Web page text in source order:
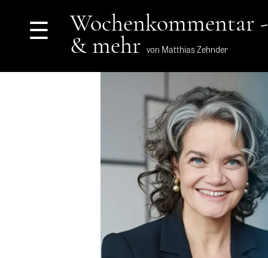
☰ Wochenkommentar -
& mehr von Matthias Zehnder